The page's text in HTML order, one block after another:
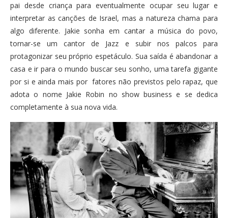
pai desde criança para eventualmente ocupar seu lugar e
interpretar as canções de Israel, mas a natureza chama para
algo diferente. Jakie sonha em cantar a música do povo,
tornar-se um cantor de Jazz e subir nos palcos para
protagonizar seu próprio espetáculo. Sua saída é abandonar a
casa e ir para o mundo buscar seu sonho, uma tarefa gigante
por si e ainda mais por fatores não previstos pelo rapaz, que
adota o nome Jakie Robin no show business e se dedica
completamente à sua nova vida.